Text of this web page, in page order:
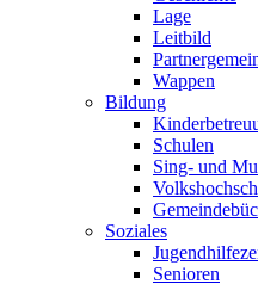
Lage
Leitbild
Wappen
Bildung
Schulen
Sing- und
Soziales
Senioren